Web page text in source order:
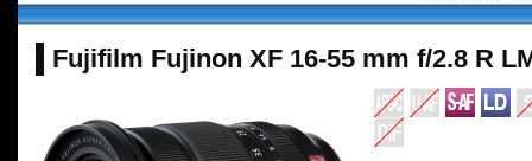
Fujifilm Fujinon XF 16-55 mm f/2.8 R